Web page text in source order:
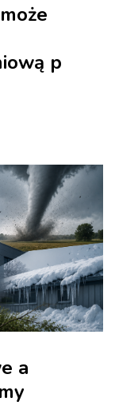
p
a